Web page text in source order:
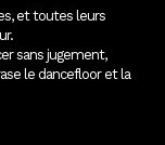
et toutes leurs
sans jugement,
le dancefloor et la